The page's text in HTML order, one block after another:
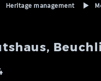
Heritage management